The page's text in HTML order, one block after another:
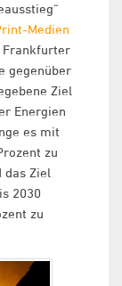
Medien
Frankfurter
gegenüber
Ziel
Energien
es mit
zu
das Ziel
2030
zu